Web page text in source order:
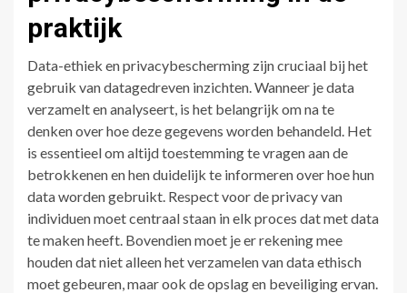
praktijk
Data-ethiek en privacybescherming zijn cruciaal bij het
gebruik van datagedreven inzichten. Wanneer je data
verzamelt en analyseert, is het belangrijk om na te
denken over hoe deze gegevens worden behandeld. Het
is essentieel om altijd toestemming te vragen aan de
betrokkenen en hen duidelijk te informeren over hoe hun
data worden gebruikt. Respect voor de privacy van
individuen moet centraal staan in elk proces dat met data
te maken heeft. Bovendien moet je er rekening mee
houden dat niet alleen het verzamelen van data ethisch
moet gebeuren, maar ook de opslag en beveiliging ervan.